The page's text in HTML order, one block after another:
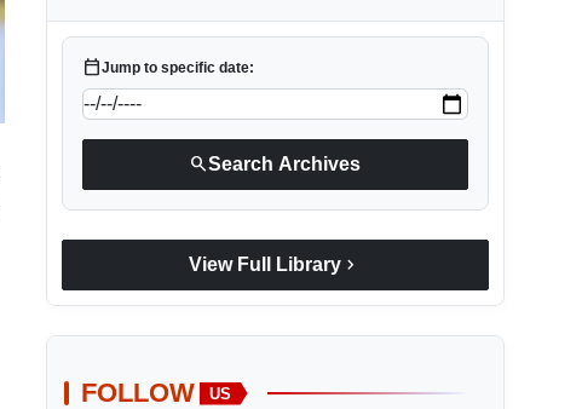
calendar_todayJump to specific date:
searchSearch Archives
View Full Library chevron_right
FOLLOW US